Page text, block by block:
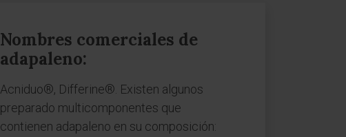
Nombres comerciales de
adapaleno:
Acniduo®, Differine®. Existen algunos
preparado multicomponentes que
contienen adapaleno en su composición: